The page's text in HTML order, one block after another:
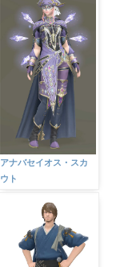
アナバセイオス・スカ
ウト